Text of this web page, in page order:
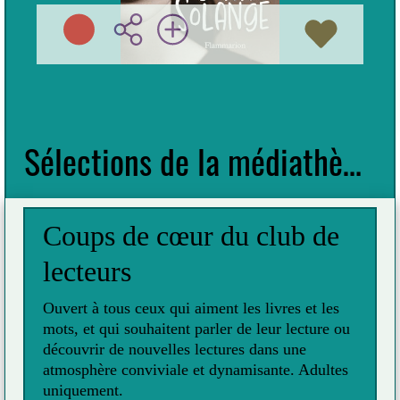
Sélections de la médiathèque
Coups de cœur du club de
lecteurs
Ouvert à tous ceux qui aiment les livres et les
mots, et qui souhaitent parler de leur lecture ou
découvrir de nouvelles lectures dans une
atmosphère conviviale et dynamisante. Adultes
uniquement.